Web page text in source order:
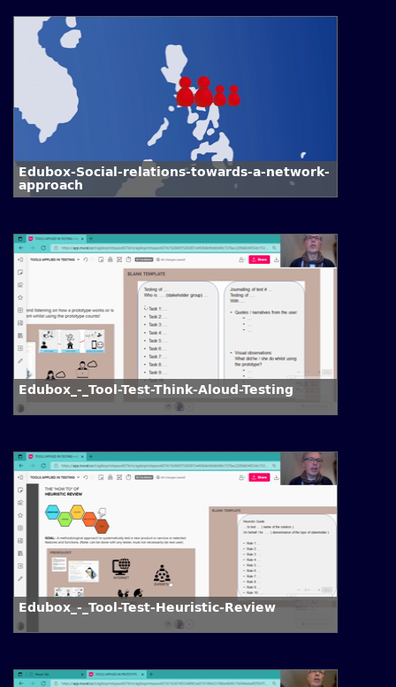
Edubox-Social-relations-towards-a-network-
approach
Edubox_-_Tool-Test-Think-Aloud-Testing
Edubox_-_Tool-Test-Heuristic-Review